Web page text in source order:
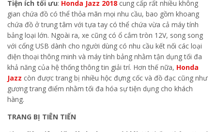
Tiện ích tối ưu: Honda Jazz 2018 cung cấp rất nhiều không
gian chứa đồ có thể thỏa mãn mọi nhu cầu, bao gồm khoang
chứa đồ ở trung tâm với tựa tay có thể chứa vừa cả máy tính
bảng loại lớn. Ngoài ra, xe cũng có ổ cắm tròn 12V, song song
với cổng USB dành cho người dùng có nhu cầu kết nối các loại
điện thoại thông minh và máy tính bảng nhằm tận dụng tối đa
khả năng của hệ thống thông tin giải trí. Hơn thế nữa, Honda
Jazz còn được trang bị nhiều hộc đựng cốc và đồ đạc cũng như
gương trang điểm nhằm tối đa hóa sự tiện dụng cho khách
hàng.
TRANG BỊ TIÊN TIẾN